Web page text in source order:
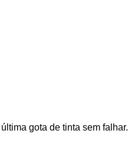
gota de tinta sem falhar.